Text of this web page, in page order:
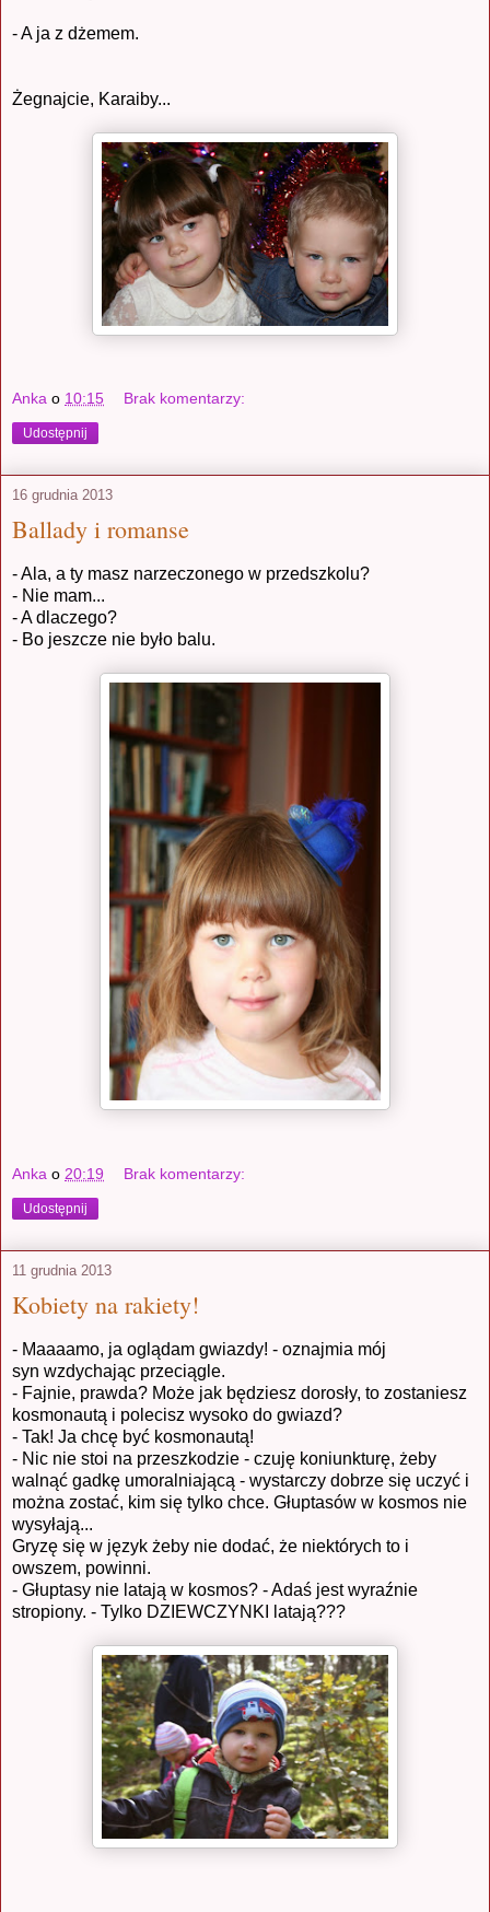
- A ja z dżemem.
Żegnajcie, Karaiby...
Anka o 10:15 Brak komentarzy:
Udostępnij
16 grudnia 2013
Ballady i romanse
- Ala, a ty masz narzeczonego w przedszkolu?
- Nie mam...
- A dlaczego?
- Bo jeszcze nie było balu.
Anka o 20:19 Brak komentarzy:
Udostępnij
11 grudnia 2013
Kobiety na rakiety!
- Maaaamo, ja oglądam gwiazdy! - oznajmia mój
syn wzdychając przeciągle.
- Fajnie, prawda? Może jak będziesz dorosły, to zostaniesz
kosmonautą i polecisz wysoko do gwiazd?
- Tak! Ja chcę być kosmonautą!
- Nic nie stoi na przeszkodzie - czuję koniunkturę, żeby
walnąć gadkę umoralniającą - wystarczy dobrze się uczyć i
można zostać, kim się tylko chce. Głuptasów w kosmos nie
wysyłają...
Gryzę się w język żeby nie dodać, że niektórych to i
owszem, powinni.
- Głuptasy nie latają w kosmos? - Adaś jest wyraźnie
stropiony. - Tylko DZIEWCZYNKI latają???